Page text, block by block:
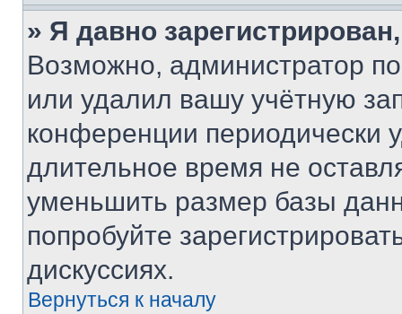
» Я давно
Возможно, администратор
или удалил вашу учётную
конференции периодически
длительное время не
уменьшить размер базы
попробуйте
дискуссиях.
Вернуться к началу